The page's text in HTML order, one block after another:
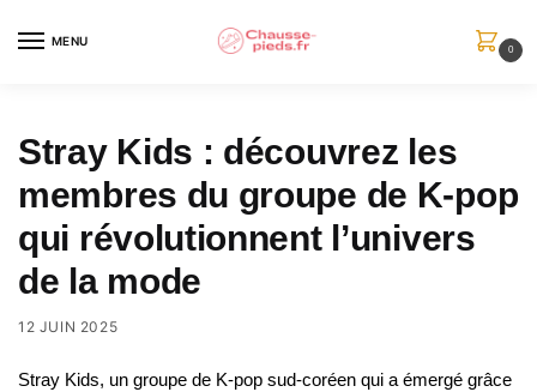
MENU
0
Stray Kids : découvrez les
membres du groupe de K-pop
qui révolutionnent l’univers
de la mode
12 JUIN 2025
Stray Kids, un groupe de K-pop sud-coréen qui a émergé grâce